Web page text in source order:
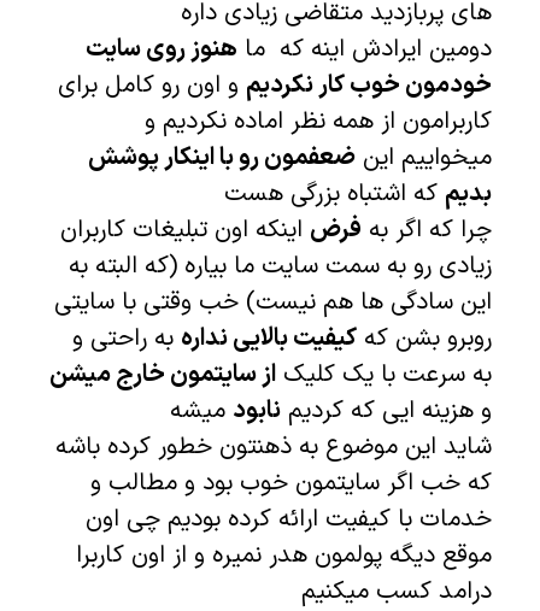
های پربازدید متقاضی زیادی داره
دومین ایرادش اینه که ماهنوز روی سایت
خودمون خوب کار نکردیمو اون رو کامل برای
کاربرامون از همه نظر اماده نکردیم و
میخواییم اینضعفمون رو با اینکار پوشش
بدیمکه اشتباه بزرگی هست
چرا که اگر بهفرضاینکه اون تبلیغات کاربران
زیادی رو به سمت سایت ما بیاره (که البته به
این سادگی ها هم نیست) خب وقتی با سایتی
روبرو بشن کهکیفیت بالایی ندارهبه راحتی و
به سرعت با یک کلیکاز سایتمون خارج میشن
و هزینه ایی که کردیمنابودمیشه
شاید این موضوع به ذهنتون خطور کرده باشه
که خب اگر سایتمون خوب بود و مطالب و
خدمات با کیفیت ارائه کرده بودیم چی اون
موقع دیگه پولمون هدر نمیره و از اون کاربرا
درامد کسب میکنیم